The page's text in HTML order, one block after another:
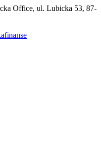
Office, ul. Lubicka 53, 87-